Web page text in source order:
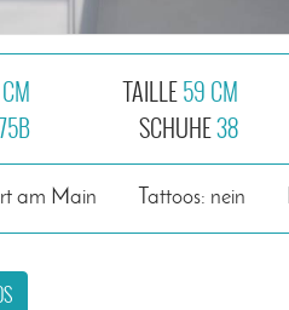
75B
TAILLE59 CM
SCHUHE38
am Main Tattoos: nein